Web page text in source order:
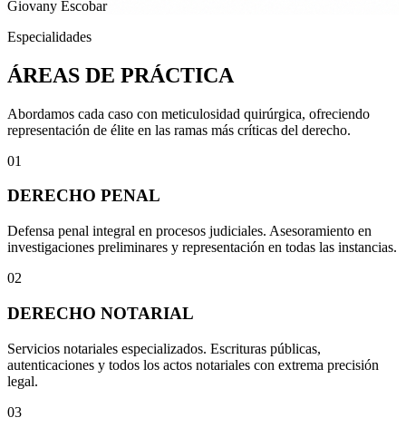
Giovany Escobar
Especialidades
ÁREAS DE PRÁCTICA
Abordamos cada caso con meticulosidad quirúrgica, ofreciendo
representación de élite en las ramas más críticas del derecho.
01
DERECHO PENAL
Defensa penal integral en procesos judiciales. Asesoramiento en
investigaciones preliminares y representación en todas las instancias.
02
DERECHO NOTARIAL
Servicios notariales especializados. Escrituras públicas,
autenticaciones y todos los actos notariales con extrema precisión
legal.
03